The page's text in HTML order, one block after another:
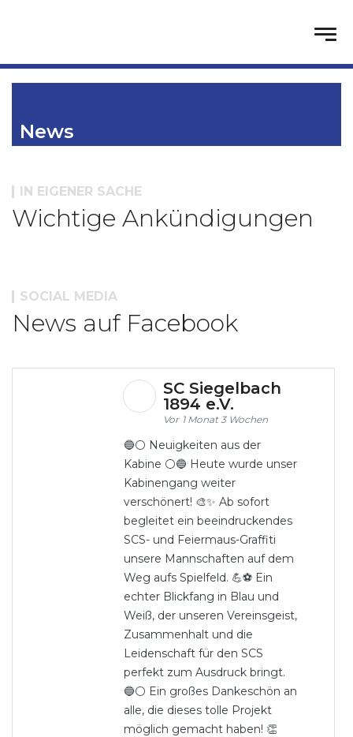
News
IN EIGENER SACHE
Wichtige Ankündigungen
SOCIAL MEDIA
News auf Facebook
SC Siegelbach
1894 e.V.
1 Monat 3 Wochen
🔵⚪ Neuigkeiten aus der
Kabine ⚪🔵 Heute wurde unser
Kabinengang weiter
verschönert! 🎨✨ Ab sofort
begleitet ein beeindruckendes
SCS- und Feiermaus-Graffiti
unsere Mannschaften auf dem
Weg aufs Spielfeld. 💪⚽ Ein
echter Blickfang in Blau und
Weiß, der unseren Vereinsgeist,
Zusammenhalt und die
Leidenschaft für den SCS
perfekt zum Ausdruck bringt.
🔵⚪ Ein großes Dankeschön an
alle, die dieses tolle Projekt
möglich gemacht haben! 👏